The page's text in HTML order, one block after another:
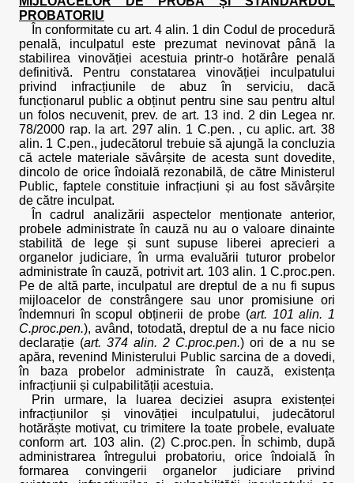
PROBATORIU
În conformitate cu art. 4 alin. 1 din Codul de procedură
penală, inculpatul este prezumat nevinovat până la
stabilirea vinovăției acestuia printr-o hotărâre penală
definitivă. Pentru constatarea vinovăției inculpatului
privind infracțiunile de abuz în serviciu, dacă
funcționarul public a obținut pentru sine sau pentru altul
un folos necuvenit, prev. de art. 13 ind. 2 din Legea nr.
78/2000 rap. la art. 297 alin. 1 C.pen. , cu aplic. art. 38
alin. 1 C.pen., judecătorul trebuie să ajungă la concluzia
că actele materiale săvârșite de acesta sunt dovedite,
dincolo de orice îndoială rezonabilă, de către Ministerul
Public, faptele constituie infracțiuni și au fost săvârșite
de către inculpat.
În cadrul analizării aspectelor menționate anterior,
probele administrate în cauză nu au o valoare dinainte
stabilită de lege și sunt supuse liberei aprecieri a
organelor judiciare, în urma evaluării tuturor probelor
administrate în cauză, potrivit art. 103 alin. 1 C.proc.pen.
Pe de altă parte, inculpatul are dreptul de a nu fi supus
mijloacelor de constrângere sau unor promisiune ori
îndemnuri în scopul obținerii de probe (art. 101 alin. 1
C.proc.pen.), având, totodată, dreptul de a nu face nicio
declarație (art. 374 alin. 2 C.proc.pen.) ori de a nu se
apăra, revenind Ministerului Public sarcina de a dovedi,
în baza probelor administrate în cauză, existența
infracțiunii și culpabilității acestuia.
Prin urmare, la luarea deciziei asupra existenței
infracțiunilor și vinovăției inculpatului, judecătorul
hotărăște motivat, cu trimitere la toate probele, evaluate
conform art. 103 alin. (2) C.proc.pen. În schimb, după
administrarea întregului probatoriu, orice îndoială în
formarea convingerii organelor judiciare privind